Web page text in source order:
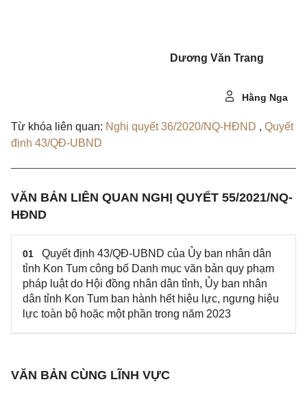
Dương Văn Trang
Hằng Nga
Từ khóa liên quan: Nghị quyết 36/2020/NQ-HĐND , Quyết
định 43/QĐ-UBND
VĂN BẢN LIÊN QUAN NGHỊ QUYẾT 55/2021/NQ-
HĐND
01
Quyết định 43/QĐ-UBND của Ủy ban nhân dân
tỉnh Kon Tum công bố Danh mục văn bản quy phạm
pháp luật do Hội đồng nhân dân tỉnh, Ủy ban nhân
dân tỉnh Kon Tum ban hành hết hiệu lực, ngưng hiệu
lực toàn bộ hoặc một phần trong năm 2023
VĂN BẢN CÙNG LĨNH VỰC